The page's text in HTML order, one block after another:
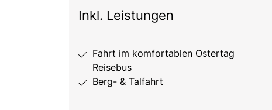
Inkl. Leistungen
Fahrt im komfortablen Ostertag
Reisebus
Berg- & Talfahrt